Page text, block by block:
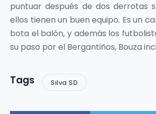
puntuar después de dos derrotas
ellos tienen un buen equipo. Es un
bota el balón, y además los
su paso por el Bergantiños, Bouza
Tags Silva SD